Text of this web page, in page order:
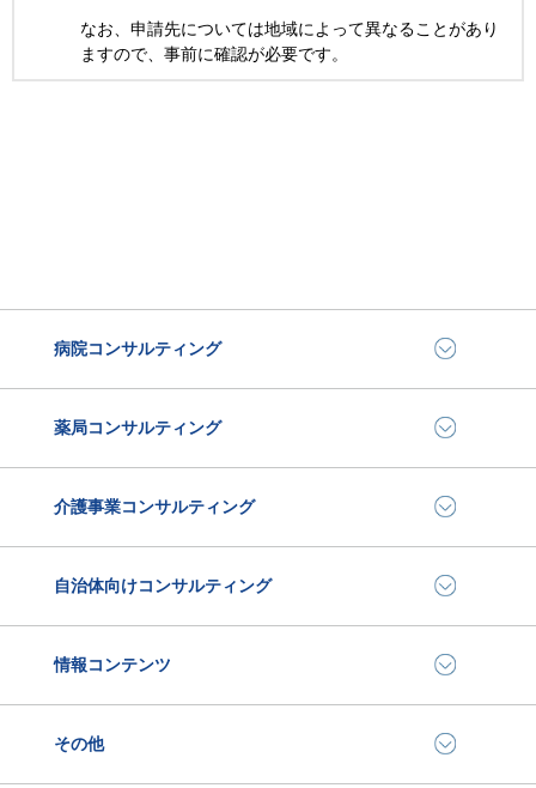
なお、申請先については地域によって異なることがあり
ますので、事前に確認が必要です。
病院コンサルティング
薬局コンサルティング
介護事業コンサルティング
自治体向けコンサルティング
情報コンテンツ
その他